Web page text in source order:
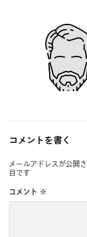
コメントを書く
メールアドレスが公開
目です
コメント ※